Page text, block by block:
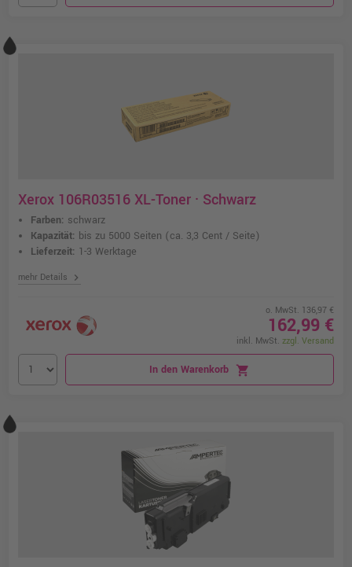
Xerox 106R03516 XL-Toner · Schwarz
Farben: schwarz
Kapazität: bis zu 5000 Seiten (ca. 3,3 Cent / Seite)
Lieferzeit: 1-3 Werktage
mehr Details chevron_right
o. MwSt. 136,97 €
162,99 €
inkl. MwSt. zzgl. Versand
In den Warenkorb shopping_cart